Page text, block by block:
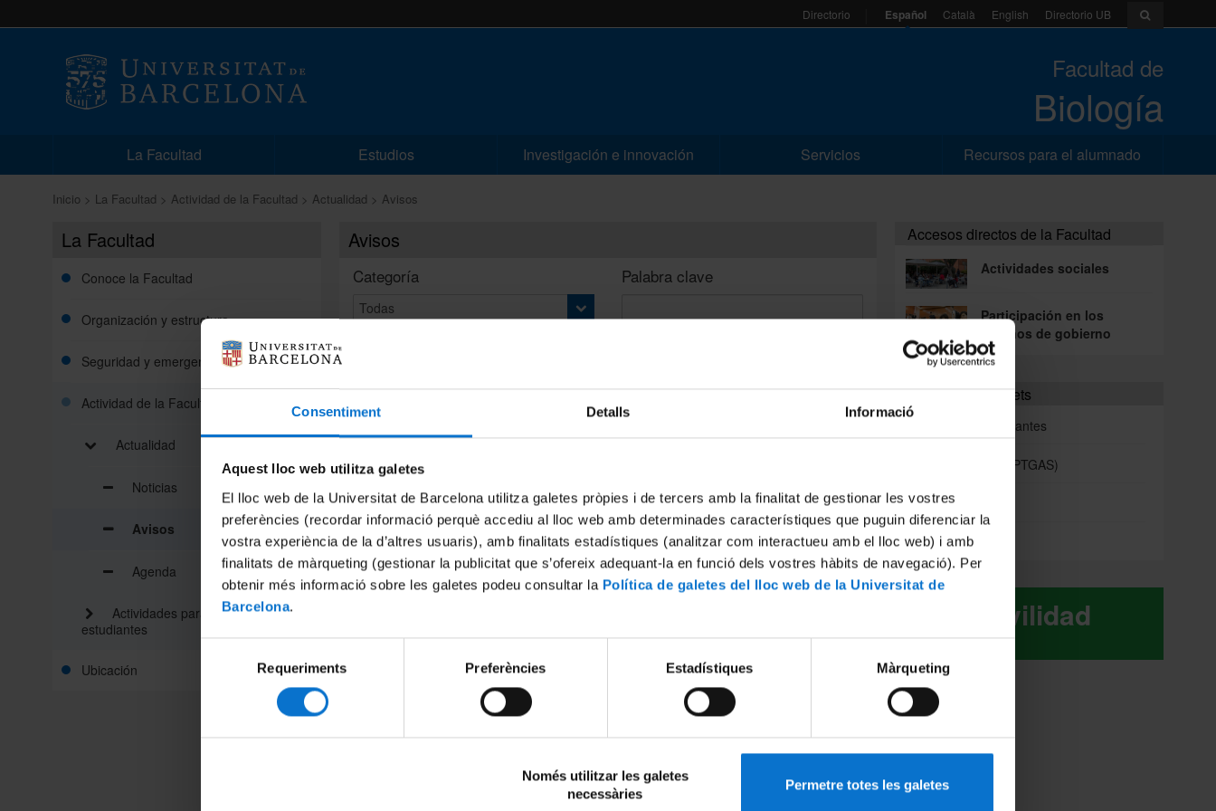
Consentiment Detalls Informació
Aquest lloc web utilitza galetes
El lloc web de la Universitat de Barcelona utilitza galetes pròpies i de tercers amb la finalitat de gestionar les vostres
preferències (recordar informació perquè accediu al lloc web amb determinades característiques que puguin diferenciar la
vostra experiència de la d’altres usuaris), amb finalitats estadístiques (analitzar com interactueu amb el lloc web) i amb
finalitats de màrqueting (gestionar la publicitat que s’ofereix adequant-la en funció dels vostres hàbits de navegació). Per
obtenir més informació sobre les galetes podeu consultar la Política de galetes del lloc web de la Universitat de
Barcelona.
consentiment
Requeriments Preferències Estadístiques Màrqueting
Només utilitzar les galetes
necessàries
Permetre totes les galetes
Directorio Español Català English Directorio UB
Facultad de
Biología
La Facultad Estudios Investigación e innovación Servicios Recursos para el alumnado
Inicio La Facultad Actividad de la Facultad Actualidad Avisos
La Facultad
Conoce la Facultad
Organización y estructura
Seguridad y emergencias
Actividad de la Facultad
Actualidad
Noticias
Avisos
Agenda
Actividades para futuros
estudiantes
Ubicación
Avisos
Categoría Palabra clave
Actos de Sant Jordi en la Facultad
Aviso | 30-04-2020
desconocida de ensamblado y tráfico de canales iónicos
en células cardíacas
Aviso | 20-04-2020
Accesos directos de la Facultad
Actividades sociales
Participación en los
órganos de gobierno
Portales e intranets
Portal de estudiantes
Intranet (PDI y PTGAS)
Campus Virtual
Alumni UB
Movilidad